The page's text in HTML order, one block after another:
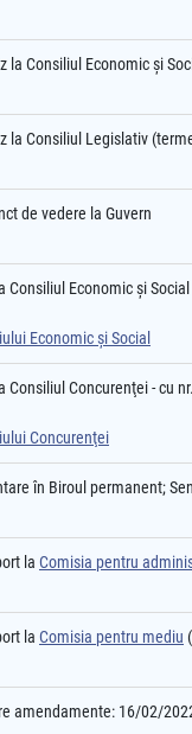
la Consiliul Economic şi
la Consiliul Legislativ
de vedere la Guvern
Consiliul Economic şi
Economic şi Social
Consiliul Concurenţei - cu
Concurenţei
în Biroul permanent;
la Comisia pentru
la Comisia pentru mediu
amendamente: 16/02/